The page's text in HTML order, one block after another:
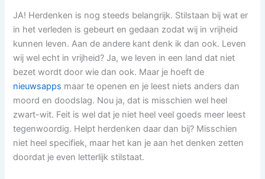
nog
wel
nodig?
JA! Herdenken is nog steeds belangrijk. Stilstaan bij wat er
in het verleden is gebeurt en gedaan zodat wij in vrijheid
kunnen leven. Aan de andere kant denk ik dan ook. Leven
wij wel echt in vrijheid? Ja, we leven in een land dat niet
bezet wordt door wie dan ook. Maar je hoeft de
nieuwsapps maar te openen en je leest niets anders dan
moord en doodslag. Nou ja, dat is misschien wel heel
zwart-wit. Feit is wel dat je niet heel veel goeds meer leest
tegenwoordig. Helpt herdenken daar dan bij? Misschien
niet heel specifiek, maar het kan je aan het denken zetten
doordat je even letterlijk stilstaat.